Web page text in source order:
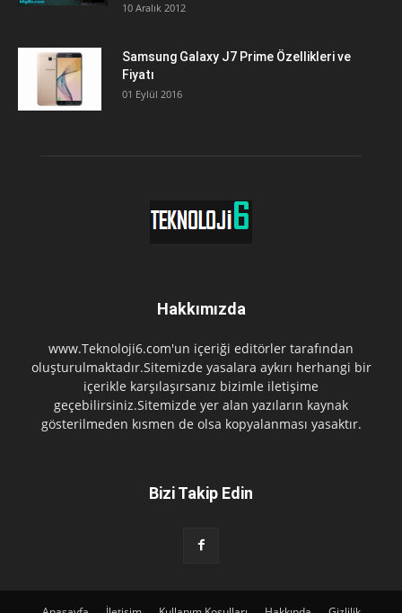
10 Aralık 2012
Samsung Galaxy J7 Prime Özellikleri ve
Fiyatı
01 Eylül 2016
Hakkımızda
www.Teknoloji6.com'un içeriği editörler tarafından
oluşturulmaktadır.Sitemizde yasalara aykırı herhangi bir
içerikle karşılaşırsanız bizimle iletişime
geçebilirsiniz.Sitemizde yer alan yazıların kaynak
gösterilmeden kısmen de olsa kopyalanması yasaktır.
Bizi Takip Edin